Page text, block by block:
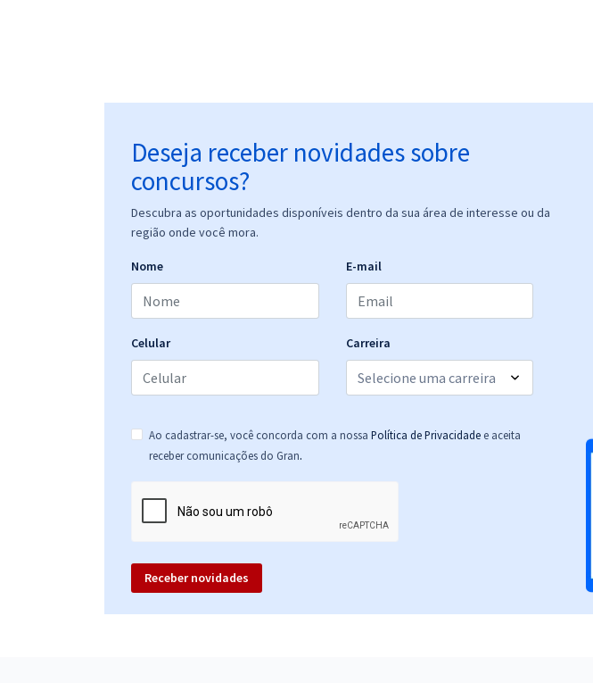
Deseja receber novidades sobre
concursos?
Descubra as oportunidades disponíveis dentro da sua área de interesse ou da
região onde você mora.
Nome E-mail
Celular Carreira
Ao cadastrar-se, você concorda com a nossa Política de Privacidade e aceita
receber comunicações do Gran.
Receber novidades